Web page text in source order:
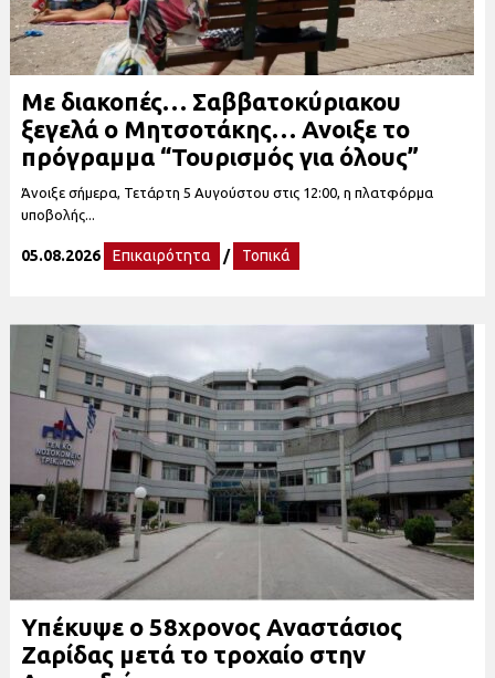
Με διακοπές… Σαββατοκύριακου
ξεγελά ο Μητσοτάκης… Ανοιξε το
πρόγραμμα “Τουρισμός για όλους”
Άνοιξε σήμερα, Τετάρτη 5 Αυγούστου στις 12:00, η πλατφόρμα
υποβολής...
05.08.2026 Επικαιρότητα / Τοπικά
Υπέκυψε ο 58χρονος Αναστάσιος
Ζαρίδας μετά το τροχαίο στην